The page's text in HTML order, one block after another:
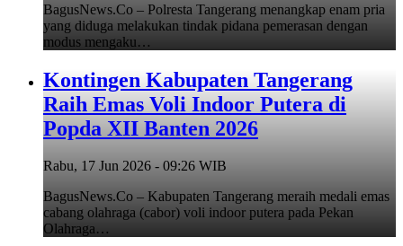
BagusNews.Co – Polresta Tangerang menangkap enam pria
yang diduga melakukan tindak pidana pemerasan dengan
modus mengaku…
Kontingen Kabupaten Tangerang
Raih Emas Voli Indoor Putera di
Popda XII Banten 2026
Rabu, 17 Jun 2026 - 09:26 WIB
BagusNews.Co – Kabupaten Tangerang meraih medali emas
cabang olahraga (cabor) voli indoor putera pada Pekan
Olahraga…